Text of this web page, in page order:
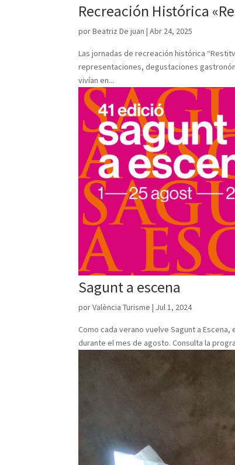
Recreación Histórica
porBeatriz De juan |Abr 24, 2025
Las jornadas de recreación histórica
representaciones, degustaciones
vivían en...
Sagunt a escena
porValència Turisme | Jul 1, 2024
Como cada verano vuelve Sagunt a
durante el mes de agosto. Consulta la